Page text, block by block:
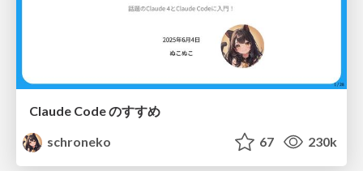
Claude Code のすすめ
schroneko
67 230k